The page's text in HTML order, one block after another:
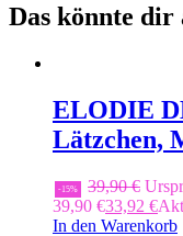
Das könnte dir
ELODIE
Lätzchen,
-15% 39,90€
39,90 €33,92 €
In den Warenkorb